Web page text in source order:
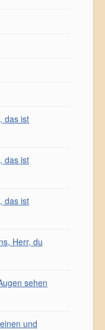
das ist
das ist
das ist
Herr, du
sehen
und